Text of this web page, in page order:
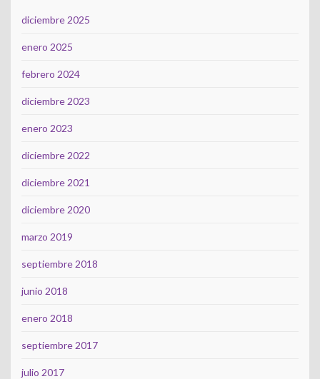
diciembre 2025
enero 2025
febrero 2024
diciembre 2023
enero 2023
diciembre 2022
diciembre 2021
diciembre 2020
marzo 2019
septiembre 2018
junio 2018
enero 2018
septiembre 2017
julio 2017